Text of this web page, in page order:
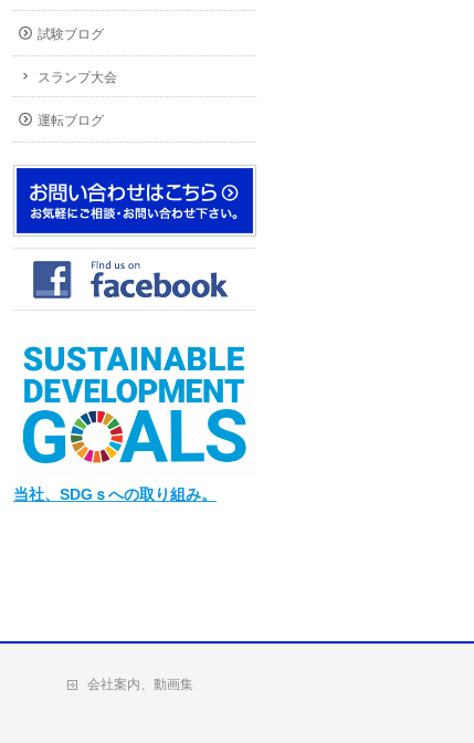
試験ブログ
スランプ大会
運転ブログ
当社、SDGｓへの取り組み。
会社案内、動画集